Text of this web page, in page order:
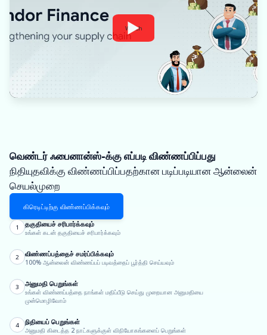
Watch
வெண்டர் ஃபைனான்ஸ்-க்கு எப்படி விண்ணப்பிப்பது
நிதியுதவிக்கு விண்ணப்பிப்பதற்கான படிப்படியான ஆன்லைன்
செயல்முறை
கிரெடிட்டிற்கு விண்ணப்பிக்கவும்
1 தகுதியைச் சரிபார்க்கவும்
உங்கள் கடன் தகுதியைச் சரிபார்க்கவும்
2 விண்ணப்பத்தைச் சமர்ப்பிக்கவும்
100% ஆன்லைன் விண்ணப்பப் படிவத்தைப் பூர்த்தி செய்யவும்
3 அனுமதி பெறுங்கள்
உங்கள் விண்ணப்பத்தை நாங்கள் மதிப்பீடு செய்து முறையான அனுமதியை
முன்மொழிவோம்
4 நிதியைப் பெறுங்கள்
அனுமதி கிடைத்த 2 நாட்களுக்குள் விநியோகங்களைப் பெறுங்கள்